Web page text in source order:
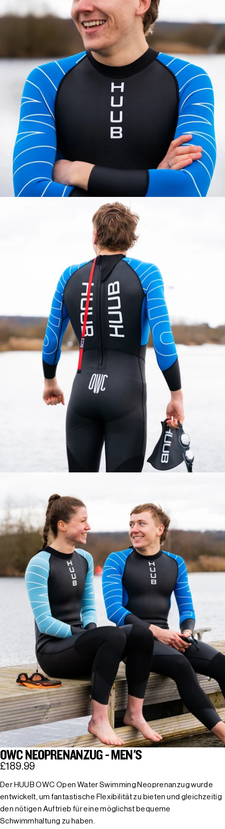
OWC NEOPRENANZUG - MEN'S
£189.99
Der HUUB OWC Open Water Swimming Neoprenanzug wurde
entwickelt, um fantastische Flexibilität zu bieten und gleichzeitig
den nötigen Auftrieb für eine möglichst bequeme
Schwimmhaltung zu haben.